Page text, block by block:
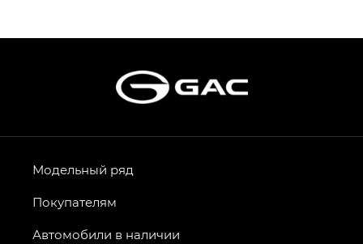
Эс Икс ПРЕМИУМ — SX PREMIUM
S7 — Эс 7 (S7) в комплектациях
Эс Икс ПРЕМИУМ — SX PREMIUM, Эс Тэ — ST
в комплектации Экс ПРЕМИУМ — EX PREMIUM
AION V — Айон Ви в комплектациях Экс — EX,
Джи Эс 8 ТРЭВЕЛЛЕР — GS8 TRAVELLER,
Модельный ряд
Покупателям
Автомобили в наличии